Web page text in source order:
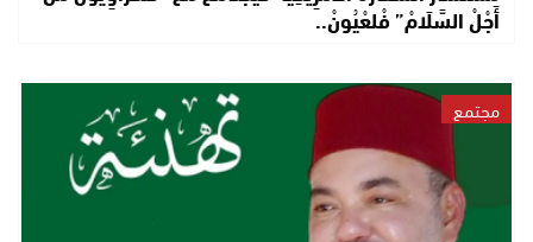
أَجْلْ السَّلَامْ” فْلعْيُونْ..
مجتمع